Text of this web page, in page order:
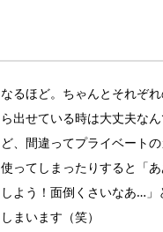
なるほど。ちゃんとそれぞ
ら出せている時は大丈夫な
ど、間違ってプライベート
使ってしまったりすると「あ
しよう！面倒くさいなあ…」
しまいます（笑）